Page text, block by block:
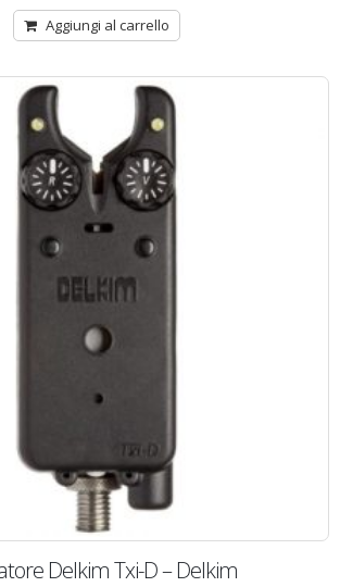
Aggiungi al carrello
Delkim Txi-D – Delkim